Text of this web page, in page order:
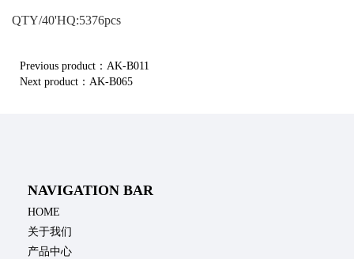
QTY/40'HQ:5376pcs
Previous product： AK-B011
Next product： AK-B065
NAVIGATION BAR
HOME
关于我们
产品中心